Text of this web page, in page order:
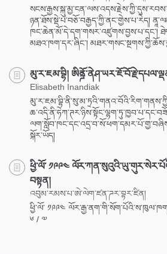
ཉན་ཐོས་སྡེ་པ་བཅོ་བརྒྱད་ཀྱི་ནང་གྱེས་པ་རེད།
ཁང་ཆེན་མོ་དེ་དག་གསར་འཛུགས་བྱས་པ་དང་།
མཐའ་ཁག་དར་ཞིང་།
མུ་ར་ཇམ་བྷི།
Elisabeth Inandiak
སྐོར་ཡོད།
ཕྱི་ལོ་ ༡༩༩༤
བསྟན།
འབུམ་རམས་པ་ཨེ་ལེག་ཛན་ཌར་བྷར་ཛིན།
ཕྱི་ལོ་ ༡༩༩༤
༦ / ༧